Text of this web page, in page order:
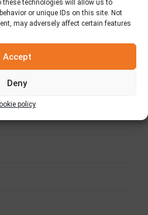
technologies will allow us to
or unique IDs on this site. Not
may adversely affect certain features
Accept
Deny
policy